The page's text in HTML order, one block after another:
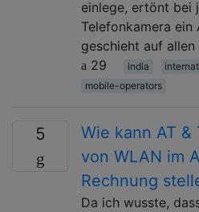
einlege, ertönt bei
Telefonkamera ein
geschieht auf
29
india
mobile-operators
5
Wie kann AT
von WLAN im
Rechnung
Da ich wusste,